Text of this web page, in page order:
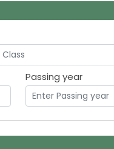
Passing year